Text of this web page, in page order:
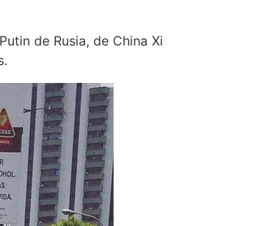
de Rusia, de China Xi